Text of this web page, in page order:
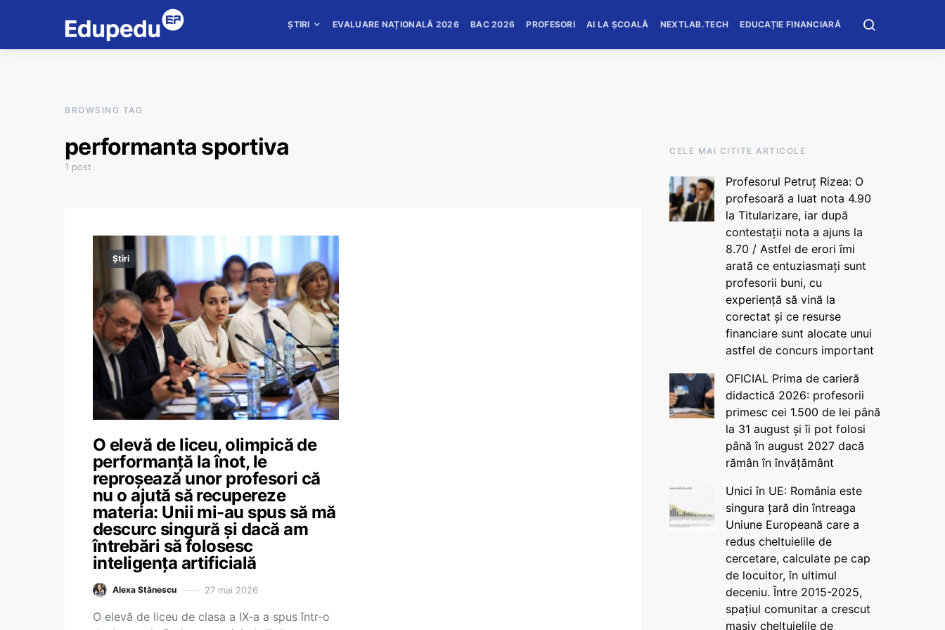
ȘTIRI EVALUARE NAȚIONALĂ 2026 BAC 2026 PROFESORI AI LA ȘCOALĂ NEXTLAB.TECH EDUCAȚIE FINANCIARĂ
BROWSING TAG
performanta sportiva
1 post
Știri
O elevă de liceu, olimpică de
performanță la înot, le
reproșează unor profesori că
nu o ajută să recupereze
materia: Unii mi-au spus să mă
descurc singură și dacă am
întrebări să folosesc
inteligența artificială
Alexa Stănescu 27 mai 2026
O elevă de liceu de clasa a IX-a a spus într-o
CELE MAI CITITE ARTICOLE
Profesorul Petruț Rizea: O
profesoară a luat nota 4.90
la Titularizare, iar după
contestații nota a ajuns la
8.70 / Astfel de erori îmi
arată ce entuziasmați sunt
profesorii buni, cu
experiență să vină la
corectat și ce resurse
financiare sunt alocate unui
astfel de concurs important
OFICIAL Prima de carieră
didactică 2026: profesorii
primesc cei 1.500 de lei până
la 31 august și îi pot folosi
până în august 2027 dacă
rămân în învățământ
Unici în UE: România este
singura țară din întreaga
Uniune Europeană care a
redus cheltuielile de
cercetare, calculate pe cap
de locuitor, în ultimul
deceniu. Între 2015-2025,
spațiul comunitar a crescut
masiv cheltuielile de